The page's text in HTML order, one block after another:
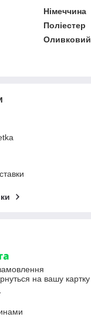
Німеччина
Поліестер
Оливковий
на вашу картку